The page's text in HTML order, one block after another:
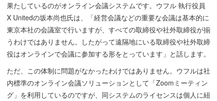
果たしているのがオンライン会議システムです。ウフル 執行役員
X Unitedの坂本尚也氏は、「経営会議などの重要な会議は基本的に
東京本社の会議室で行いますが、すべての取締役や社外取締役が揃
うわけではありません。したがって遠隔地にいる取締役や社外取締
役はオンラインで会議に参加する形をとっています」と話します。
ただ、この体制に問題がなかったわけではありません。ウフルは社
内標準のオンライン会議ソリューションとして「Zoomミーティン
グ」を利用しているのですが、同システムのライセンスは個人に紐